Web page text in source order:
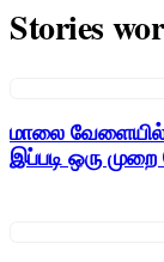
Stories
மாலை வேளையில்
இப்படி ஒரு